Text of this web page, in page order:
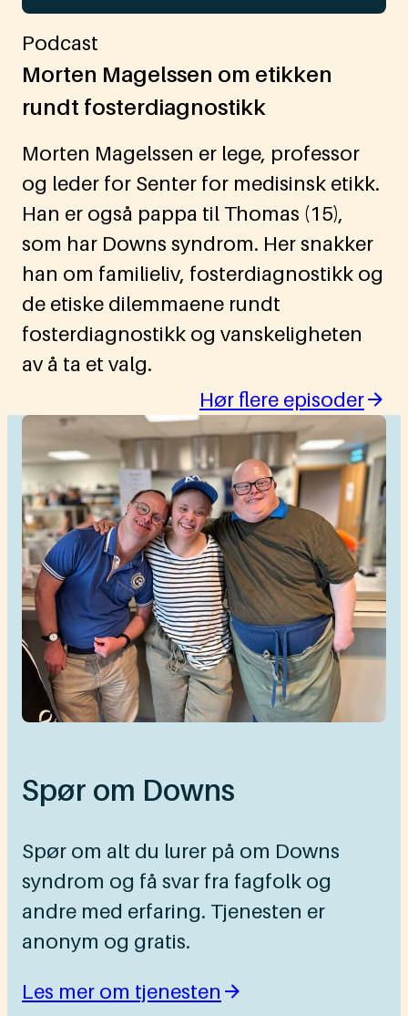
Podcast
Morten Magelssen om etikken
rundt fosterdiagnostikk
Morten Magelssen er lege, professor
og leder for Senter for medisinsk etikk.
Han er også pappa til Thomas (15),
som har Downs syndrom. Her snakker
han om familieliv, fosterdiagnostikk og
de etiske dilemmaene rundt
fosterdiagnostikk og vanskeligheten
av å ta et valg.
Hør flere episoder
Spør om Downs
Spør om alt du lurer på om Downs
syndrom og få svar fra fagfolk og
andre med erfaring. Tjenesten er
anonym og gratis.
Les mer om tjenesten